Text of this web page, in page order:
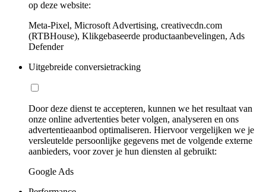
op deze website:
Meta-Pixel, Microsoft Advertising, creativecdn.com
(RTBHouse), Klikgebaseerde productaanbevelingen, Ads
Defender
Uitgebreide conversietracking
Door deze dienst te accepteren, kunnen we het resultaat van
onze online advertenties beter volgen, analyseren en ons
advertentieaanbod optimaliseren. Hiervoor vergelijken we je
versleutelde persoonlijke gegevens met de volgende externe
aanbieders, voor zover je hun diensten al gebruikt:
Google Ads